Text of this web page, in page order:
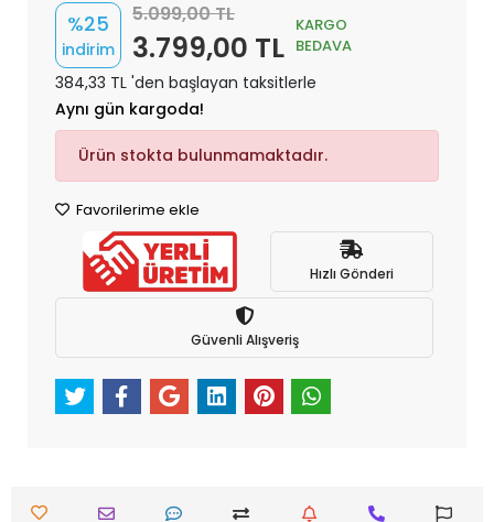
%25
indirim
5.099,00 TL
3.799,00 TL
KARGO
BEDAVA
384,33 TL 'den başlayan taksitlerle
Aynı gün kargoda!
Ürün stokta bulunmamaktadır.
Favorilerime ekle
Hızlı Gönderi
Güvenli Alışveriş